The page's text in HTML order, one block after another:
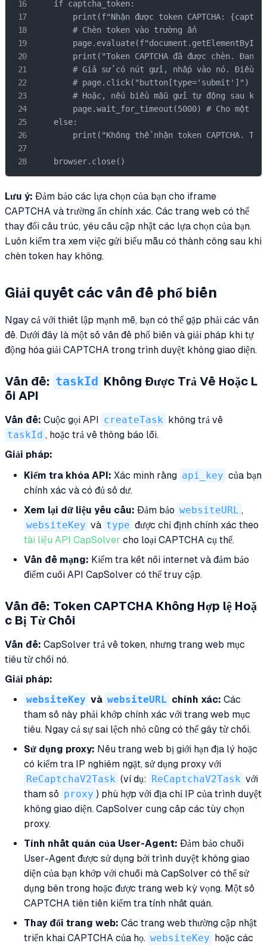
    if captcha_token:
print(f"Nhận được token CAPTCHA:
        # Chèn token vào trường ẩn
print("Token CAPTCHA đã được chèn. Đang
# Giả sử có nút gửi, nhấp vào nó. Điều
        # page.click("button[type='submit']")
# Hoặc, nếu biểu mẫu gửi tự động sau
page.wait_for_timeout(5000) # Cho một
    else:
print("Không thể nhận token CAPTCHA. Tự
    browser.close()
Lưu ý: Đảm bảo các lựa chọn của bạn cho iframe
CAPTCHA và trường ẩn chính xác. Các trang web có thể
thay đổi cấu trúc, yêu cầu cập nhật các lựa chọn của bạn.
Luôn kiểm tra xem việc gửi biểu mẫu có thành công sau khi
chèn token hay không.
Giải quyết các vấn đề phổ biến
Ngay cả với thiết lập mạnh mẽ, bạn có thể gặp phải các vấn
đề. Dưới đây là một số vấn đề phổ biến và giải pháp khi tự
động hóa giải CAPTCHA trong trình duyệt không giao diện.
Vấn đề: taskId Không Được Trả Về Hoặc L
ỗi API
Vấn đề: Cuộc gọi API createTask không trả về
taskId , hoặc trả về thông báo lỗi.
Giải pháp:
Kiểm tra khóa API: Xác minh rằng api_key của bạn
chính xác và có đủ số dư.
Xem lại dữ liệu yêu cầu: Đảm bảo websiteURL ,
websiteKey và type được chỉ định chính xác theo
tài liệu API CapSolver cho loại CAPTCHA cụ thể.
Vấn đề mạng: Kiểm tra kết nối internet và đảm bảo
điểm cuối API CapSolver có thể truy cập.
Vấn đề: Token CAPTCHA Không Hợp lệ Hoặ
c Bị Từ Chối
Vấn đề: CapSolver trả về token, nhưng trang web mục
tiêu từ chối nó.
Giải pháp:
websiteKey và websiteURL chính xác: Các
tham số này phải khớp chính xác với trang web mục
tiêu. Ngay cả sự sai lệch nhỏ cũng có thể gây từ chối.
Sử dụng proxy: Nếu trang web bị giới hạn địa lý hoặc
có kiểm tra IP nghiêm ngặt, sử dụng proxy với
ReCaptchaV2Task (ví dụ: ReCaptchaV2Task với
tham số proxy ) phù hợp với địa chỉ IP của trình duyệt
không giao diện. CapSolver cung cấp các tùy chọn
proxy.
Tính nhất quán của User-Agent: Đảm bảo chuỗi
User-Agent được sử dụng bởi trình duyệt không giao
diện của bạn khớp với chuỗi mà CapSolver có thể sử
dụng bên trong hoặc được trang web kỳ vọng. Một số
CAPTCHA tiên tiến kiểm tra tính nhất quán.
Thay đổi trang web: Các trang web thường cập nhật
triển khai CAPTCHA của họ. websiteKey
hoặc các